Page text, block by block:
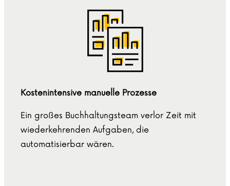
Kostenintensive manuelle Prozesse
Ein großes Buchhaltungsteam verlor Zeit mit
wiederkehrenden Aufgaben, die
automatisierbar wären.